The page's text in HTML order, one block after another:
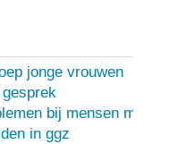
jonge vrouwen
bij mensen met een
in ggz